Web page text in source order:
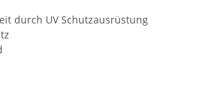
durch UV Schutzausrüstung